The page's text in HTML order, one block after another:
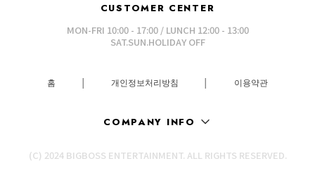
CUSTOMER CENTER
MON-FRI 10:00 - 17:00 / LUNCH 12:00 - 13:00
SAT.SUN.HOLIDAY OFF
홈 │ 개인정보처리방침 │ 이용약관
COMPANY INFO
(C) 2024 BIGBOSS ENTERTAINMENT. ALL RIGHTS RESERVED.